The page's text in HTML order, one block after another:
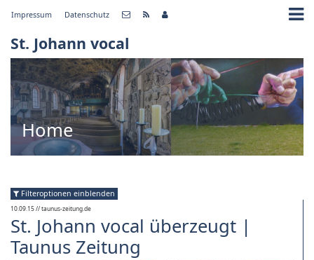
Impressum Datenschutz
St. Johann vocal
Home
Filteroptionen einblenden
10.09.15// taunus-zeitung.de
St. Johann vocal überzeugt |
Taunus Zeitung